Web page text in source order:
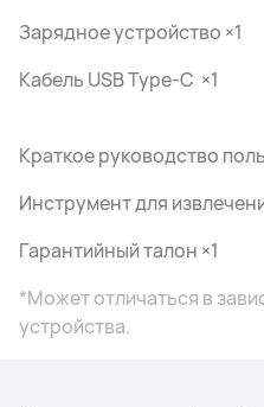
Зарядное устройство ×1
Кабель
Краткое руководство
Инструмент для
Гарантийный талон ×1
*Может отличаться в
устройства.